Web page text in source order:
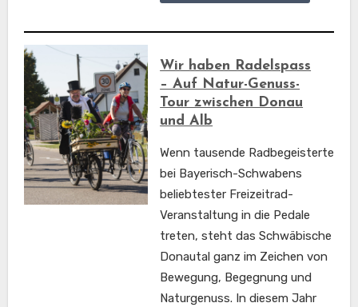
Wir haben Radelspass
– Auf Natur-Genuss-
Tour zwischen Donau
und Alb
Wenn tausende Radbegeisterte
bei Bayerisch-Schwabens
beliebtester Freizeitrad-
Veranstaltung in die Pedale
treten, steht das Schwäbische
Donautal ganz im Zeichen von
Bewegung, Begegnung und
Naturgenuss. In diesem Jahr